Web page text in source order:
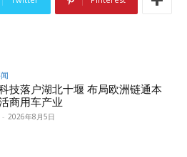
技落户湖北十堰 布局欧洲链通本
商用车产业
- 2026年8月5日